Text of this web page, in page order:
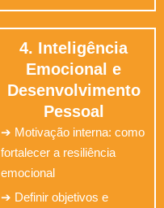
4. Inteligência
Emocional e
Desenvolvimento
Pessoal
➔ Motivação interna: como
fortalecer a resiliência
emocional
➔ Definir objetivos e